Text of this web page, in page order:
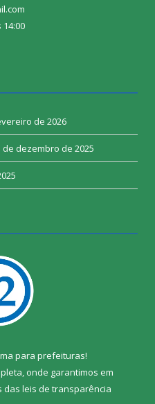
de 2026
de dezembro de 2025
para prefeituras!
onde garantimos em
das leis de transparência